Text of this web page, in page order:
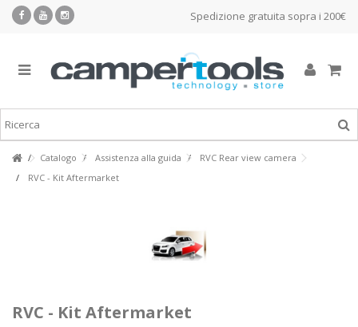
Spedizione gratuita sopra i 200€
Catalogo Assistenza alla guida
RVC Rear view camera
RVC - Kit Aftermarket
RVC - Kit Aftermarket